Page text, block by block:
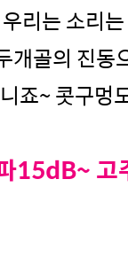
우리는 소리
개골의 진동
죠~ 콧구멍
15dB~